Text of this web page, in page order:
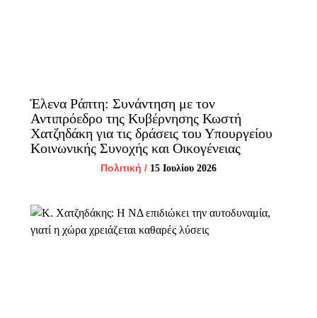
Έλενα Ράπτη: Συνάντηση με τον
Αντιπρόεδρο της Κυβέρνησης Κωστή
Χατζηδάκη για τις δράσεις του Υπουργείου
Κοινωνικής Συνοχής και Οικογένειας
Πολιτική / 15 Ιουλίου 2026